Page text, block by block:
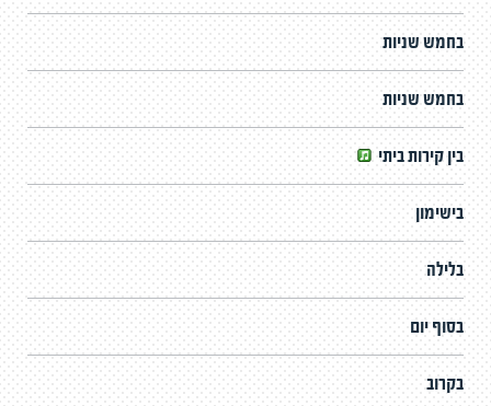
בחמש שניות
בחמש שניות
בין קירות ביתי
בישימון
בלילה
בסוף יום
בקרוב